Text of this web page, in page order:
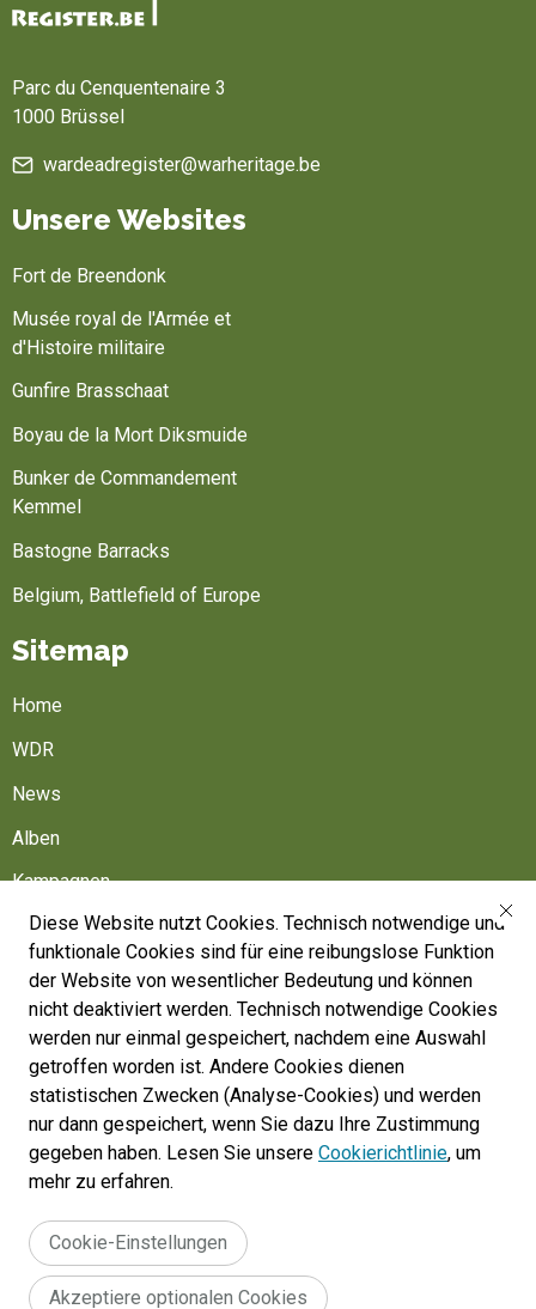
Diese Website nutzt Cookies. Technisch notwendige und
funktionale Cookies sind für eine reibungslose Funktion
der Website von wesentlicher Bedeutung und können
nicht deaktiviert werden. Technisch notwendige Cookies
werden nur einmal gespeichert, nachdem eine Auswahl
getroffen worden ist. Andere Cookies dienen
statistischen Zwecken (Analyse-Cookies) und werden
nur dann gespeichert, wenn Sie dazu Ihre Zustimmung
gegeben haben. Lesen Sie unsere Cookierichtlinie, um
mehr zu erfahren.
Cookie-Einstellungen
Akzeptiere optionalen Cookies
Parc du Cenquentenaire 3
1000 Brüssel
wardeadregister@warheritage.be
Unsere Websites
Fort de Breendonk
Musée royal de l'Armée et
d'Histoire militaire
Gunfire Brasschaat
Boyau de la Mort Diksmuide
Bunker de Commandement
Kemmel
Bastogne Barracks
Belgium, Battlefield of Europe
Sitemap
Home
WDR
News
Alben
Kampagnen
Friedhöfe
Belgische Armee
Machen Sie mit
Folgen Sie uns
War Heritage Institute
Belgium, Battlefield of Europe
War dead register